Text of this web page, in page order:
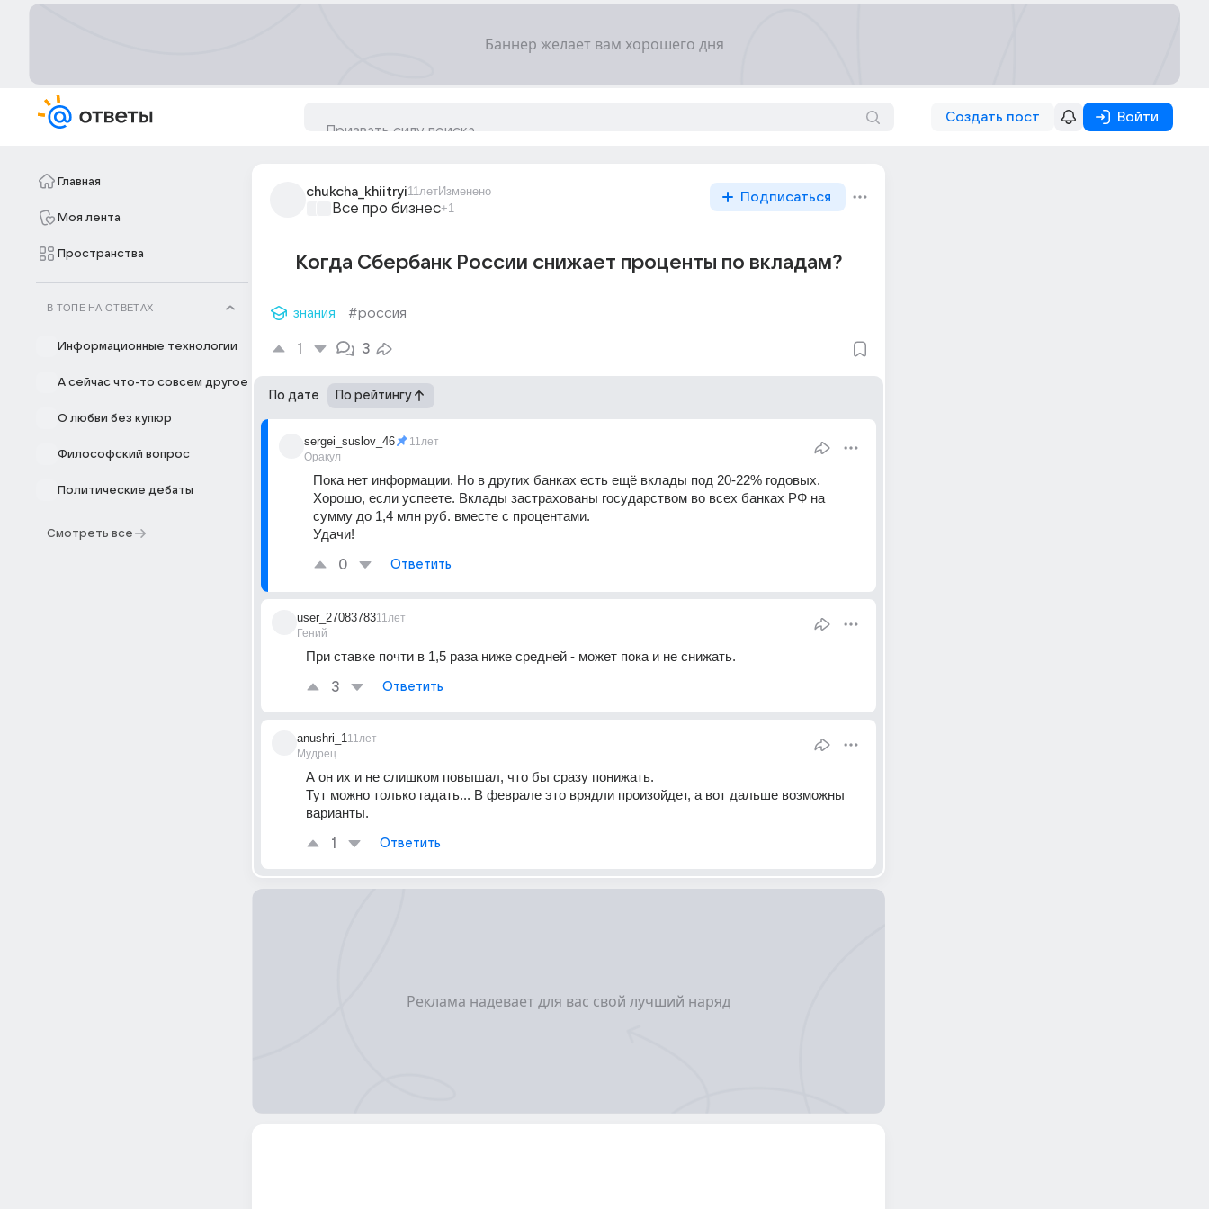
Создать пост Войти
Главная
Моя лента
Пространства
В ТОПЕ НА ОТВЕТАХ
Информационные технологии
А сейчас что-то совсем другое
О любви без купюр
Философский вопрос
Политические дебаты
Смотреть все
chukcha_khiitryi11летИзменено
Все про бизнес+1
Подписаться
Когда Сбербанк России снижает проценты по вкладам?
знания #россия
1 3
По дате По рейтингу
sergei_suslov_46
Оракул
11лет
Пока нет информации. Но в других банках есть ещё вклады под 20-22% годовых.
Хорошо, если успеете. Вклады застрахованы государством во всех банках РФ на
сумму до 1,4 млн руб. вместе с процентами.
Удачи!
0 Ответить
user_27083783
Гений
11лет
При ставке почти в 1,5 раза ниже средней - может пока и не снижать.
3 Ответить
anushri_1
Мудрец
11лет
А он их и не слишком повышал, что бы сразу понижать.
Тут можно только гадать... В феврале это врядли произойдет, а вот дальше возможны
варианты.
1 Ответить